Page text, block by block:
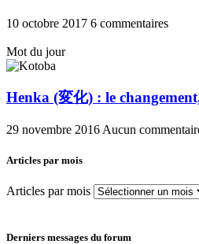
10 octobre 2017 6 commentaires
Mot du jour
Henka (変化) : le
29 novembre 2016 Aucun
Articles par mois
Articles par mois
Derniers messages du forum